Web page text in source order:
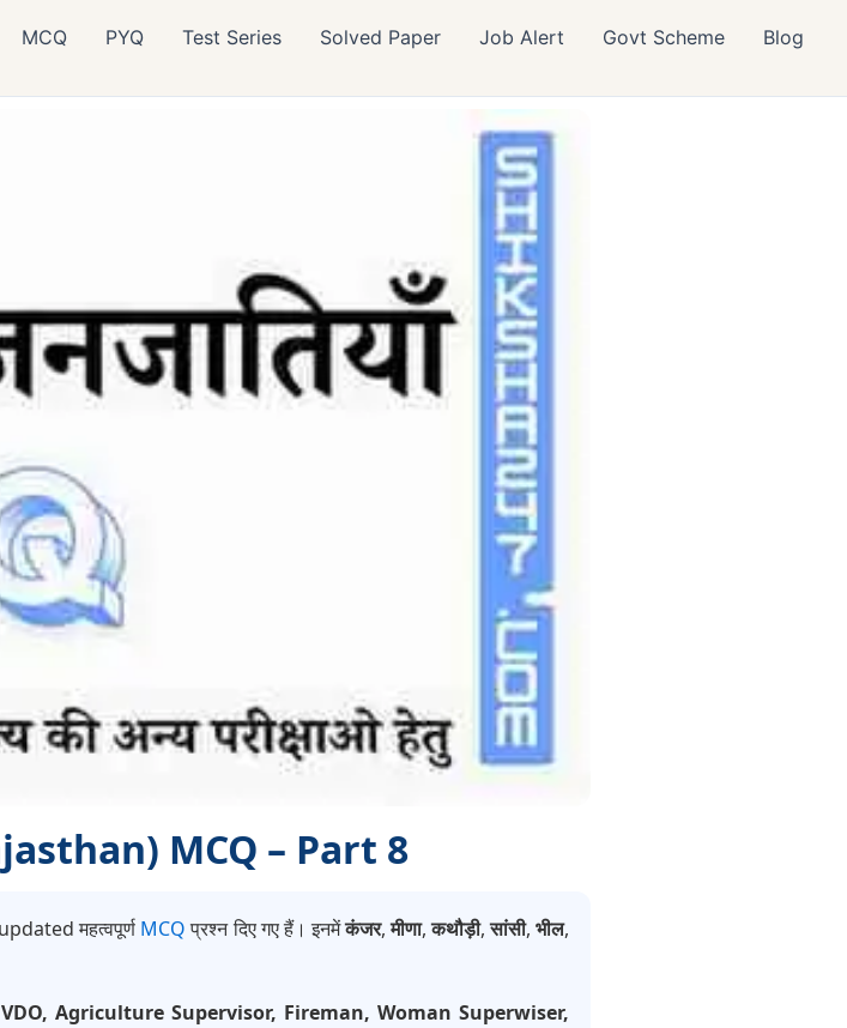
MCQ PYQ Test Series Solved Paper Job Alert Govt Scheme Blog
MCQ – Part 8
महत्वपूर्ण MCQप्रश्न दिए गए हैं। इनमेंकंजर,मीणा,कथौड़ी,सांसी,भील,
Agriculture Supervisor, Fireman, Woman Superwiser,